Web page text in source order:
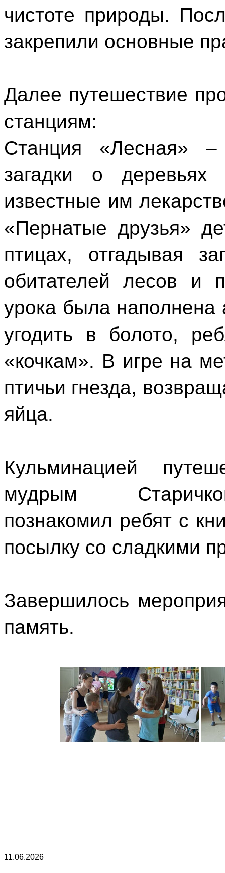
чистоте природы.
закрепили основные
Далее путешествие
станциям:
Станция «Лесная» –
загадки о
известные им
«Пернатые друзья»
птицах, отгадывая
обитателей лесов и
урока была
угодить в болото,
«кочкам». В игре на
птичьи гнезда,
яйца.
Кульминацией
мудрым
познакомил ребят с
посылку со сладкими
Завершилось
память.
11.06.2026